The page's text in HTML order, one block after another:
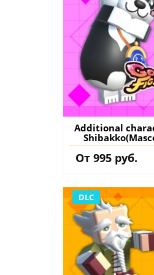
Additional
(Турция)
От 995 руб.
DLC